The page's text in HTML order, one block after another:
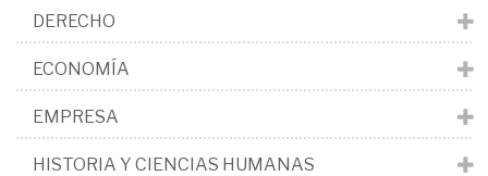
DERECHO
ECONOMÍA
EMPRESA
HISTORIA Y CIENCIAS HUMANAS